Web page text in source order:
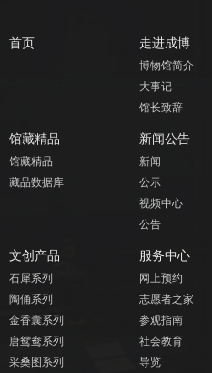
首页 走进成博
博物馆简介
大事记
馆长致辞
馆藏精品
馆藏精品
藏品数据库
新闻公告
新闻
公示
视频中心
公告
文创产品
石犀系列
陶俑系列
金香囊系列
唐鸳鸯系列
采桑图系列
服务中心
网上预约
志愿者之家
参观指南
社会教育
导览